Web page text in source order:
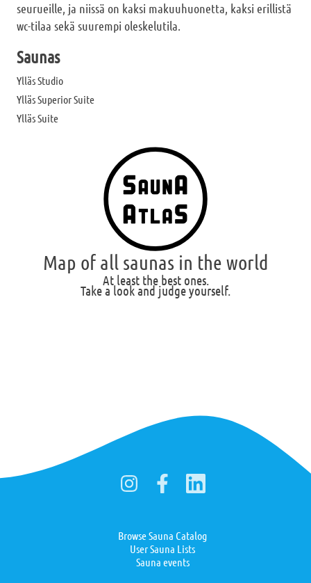
seurueille, ja niissä on kaksi makuuhuonetta, kaksi erillistä
wc-tilaa sekä suurempi oleskelutila.
Saunas
Ylläs Studio
Ylläs Superior Suite
Ylläs Suite
Map of all saunas in the world
At least the best ones.
Take a look and judge yourself.
Browse Sauna Catalog
User Sauna Lists
Sauna events